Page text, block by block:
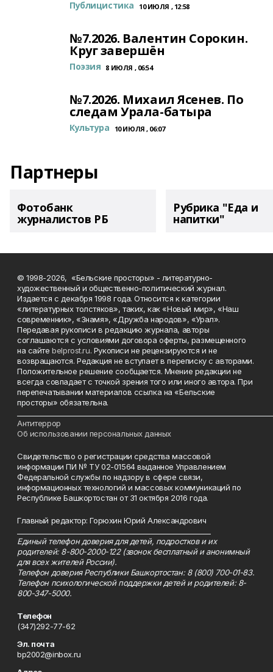
Публицистика 10 ИЮЛЯ , 12:58
№7.2026. Валентин Сорокин.
Круг завершён
Поэзия 8 ИЮЛЯ , 06:54
№7.2026. Михаил Ясенев. По
следам Урала-батыра
Культура 10 ИЮЛЯ , 06:07
Партнеры
Фотобанк
журналистов РБ
Рубрика "Еда и
напитки"
© 1998-2026, «Бельские просторы» - литературно-
художественный и общественно-политический журнал.
Издается с декабря 1998 года. Относится к категории
«литературных толстяков», таких, как «Новый мир», «Наш
современник», «Знамя», «Дружба народов», «Урал».
Передавая рукописи в редакцию журнала, авторы
соглашаются с условиями договора оферты, размещенного
на сайтеbelprost.ru. Рукописи не рецензируются и не
возвращаются. Редакция не вступает в переписку с авторами.
Положительное решение сообщается. Мнение редакции не
всегда совпадает с точкой зрения того или иного автора. При
перепечатывании материалов ссылка на «Бельские
просторы» обязательна.
Антитеррор
Об использовании персональных данных
Свидетельство о регистрации средства массовой
информации ПИ № ТУ 02-01564 выданное Управлением
Федеральной службы по надзору в сфере связи,
информационных технологий и массовых коммуникаций по
Республике Башкортостан от 31 октября 2016 года.
Главный редактор: Горюхин Юрий Александрович
Единый телефон доверия для детей, подростков и их
родителей: 8-800-2000-122 (звонок бесплатный и анонимный
для всех жителей России).
Телефон доверия Республики Башкортостан: 8 (800) 700-01-83.
Телефон психологической поддержки детей и родителей: 8-
800-347-5000.
Телефон
(347)292-77-62
Эл. почта
bp2002@inbox.ru